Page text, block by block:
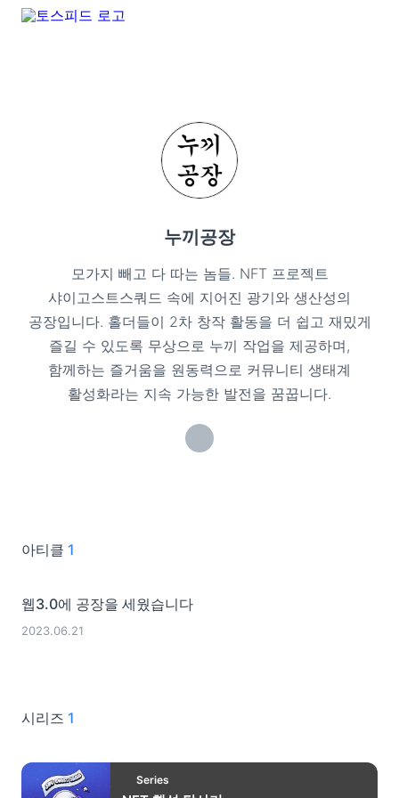
누끼공장
모가지 빼고 다 따는 놈들. NFT 프로젝트
샤이고스트스쿼드 속에 지어진 광기와 생산성의
공장입니다. 홀더들이 2차 창작 활동을 더 쉽고 재밌게
즐길 수 있도록 무상으로 누끼 작업을 제공하며,
함께하는 즐거움을 원동력으로 커뮤니티 생태계
활성화라는 지속 가능한 발전을 꿈꿉니다.
아티클 1
웹3.0에 공장을 세웠습니다
2023.06.21
시리즈 1
Series